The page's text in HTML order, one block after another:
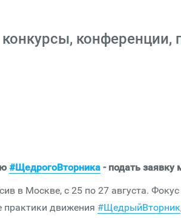
конференции,
#ЩедрогоВторника - подать заявку
в Москве, с 25 по 27 августа.
практики движения #ЩедрыйВторник